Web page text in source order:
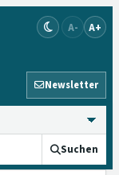
A- A+
Newsletter
Suchen